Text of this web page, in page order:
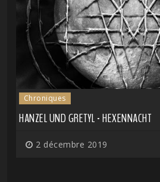
Chroniques
HANZEL UND GRETYL - HEXENNACHT
2 décembre 2019